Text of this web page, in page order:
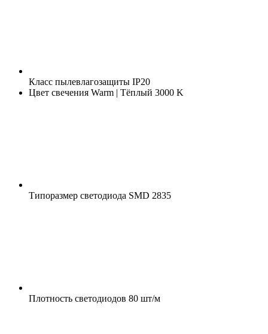
Класс пылевлагозащиты IP20
Цвет свечения Warm | Тёплый 3000 K
Типоразмер светодиода SMD 2835
Плотность светодиодов 80 шт/м